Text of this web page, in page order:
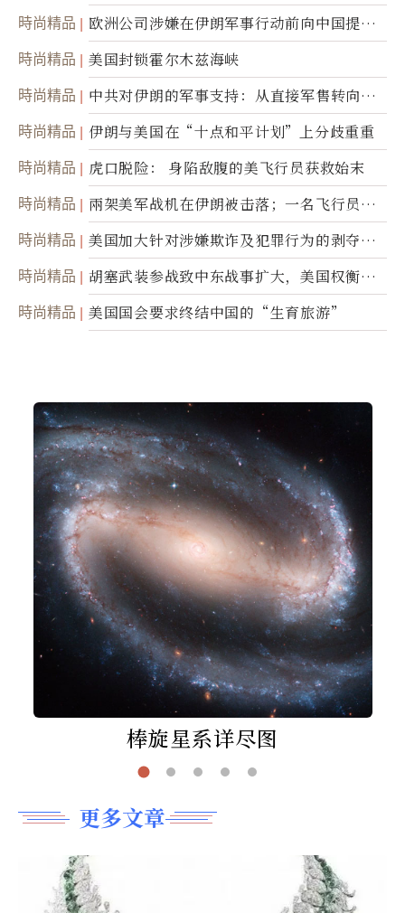
职责
時尚精品
欧洲公司涉嫌在伊朗军事行动前向中国提供
美军基地的卫星图像
時尚精品 美国封锁霍尔木兹海峡
時尚精品
中共对伊朗的军事支持：从直接军售转向间
接技术转让
時尚精品 伊朗与美国在“十点和平计划”上分歧重重
時尚精品 虎口脱险： 身陷敌腹的美飞行员获救始末
時尚精品
兩架美军战机在伊朗被击落；一名飞行员失
踪
時尚精品
美国加大针对涉嫌欺诈及犯罪行为的剥夺公
民权力度
時尚精品
胡塞武装参战致中东战事扩大，美国权衡地
面入侵的可能性
時尚精品 美国国会要求终结中国的“生育旅游”
棒旋星系详尽图
更多文章